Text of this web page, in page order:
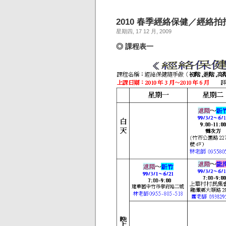
2010 春季經絡保健／經絡拍
星期四, 17 12 月, 2009
◎ 課程表一